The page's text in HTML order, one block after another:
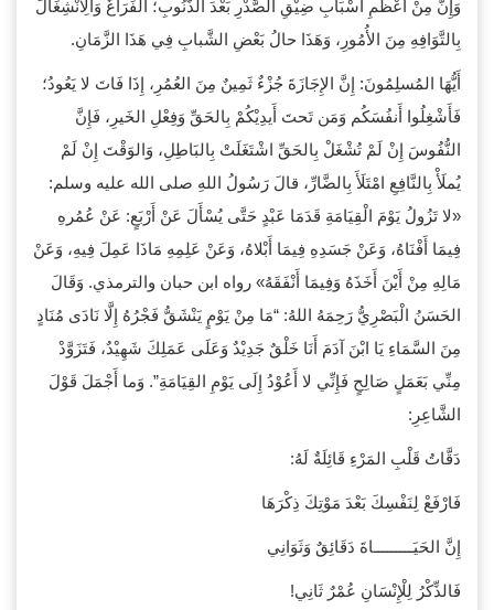
وَإِنَّ مِنْ أَعْظَمِ أَسْبَابِ ضِيْقِ الصَّدْرِ بَعْدَ الذُّنُوبِ؛ الفَرَاغَ وَالِانْشِغَالَ
بِالتَّوَافِهِ مِنَ الأُمُورِ، وَهَذَا حالُ بَعْضِ الشَّبابِ فِي هَذَا الزَّمَانِ.
أَيُّهَا المُسلِمُونَ: إِنَّ الإِجَازَةَ جُزْءٌ ثَمِينٌ مِنَ العُمُرِ، إِذَا فَاتَ لا يَعُودُ؛
فَأَشْغِلُوا أَنفُسَكُم وَمَن تَحتَ أَيدِيْكُمْ بِالحَقِّ وَفِعْلِ الخَيرِ، فَإِنَّ
النُّفُوسَ إِنْ لَمْ تُشْغَلْ بِالحَقِّ اشْتَغَلَتْ بِالبَاطِلِ، وَالوَقْتَ إِنْ لَمْ
يُملَأْ بِالنَّافِعِ امْتَلَأَ بِالضَّارِّ، قالَ رَسُولُ اللهِ صلى الله عليه وسلم:
«لا تَزُولُ يَوْمَ الْقِيَامَةِ قَدَمَا عَبْدٍ حَتَّى يُسْأَلَ عَنْ أَرْبَعٍ: عَنْ عُمُرهِ
فِيمَا أَفْنَاهُ، وَعَنْ جَسَدِهِ فِيمَا أَبْلاهُ، وَعَنْ عَلِمِهِ مَاذَا عَمِلَ فِيهِ، وَعَنْ
مَالِهِ مِنْ أَيْنَ أَخَذَهُ وَفِيمَا أَنْفَقَهُ» رواه ابن حبان والترمذي. وَقَالَ
الحَسَنُ الْبَصْرِيُّ رَحِمَهُ اللهُ: “مَا مِنْ يَوْمٍ يَنْشَقُّ فَجْرُهُ إِلَّا نَادَى مُنَادٍ
مِنَ السَّمَاءِ يَا ابْنَ آدَمَ أَنَا خَلْقٌ جَدِيْدٌ وَعَلَى عَمَلِكَ شَهِيْدٌ، فَتَزَوَّدْ
مِنِّي بَعَمَلٍ صَالِحٍ فَإِنِّي لا أَعُوْدُ إِلَى يَوْمِ القِيَامَةِ”. وَما أَجْمَلَ قَوْلَ
الشَّاعِرِ:
دَقَّاتُ قَلْبِ المَرْءِ قَائِلَةٌ لَهُ:
فَارْفَعْ لِنَفْسِكَ بَعْدَ مَوْتِكَ ذِكْرَهَا
إِنَّ الحَيَـــــــــاةَ دَقَائِقٌ وَثَوَانِي
فَالذِّكْرُ لِلْإِنْسَانِ عُمْرٌ ثَانِي!